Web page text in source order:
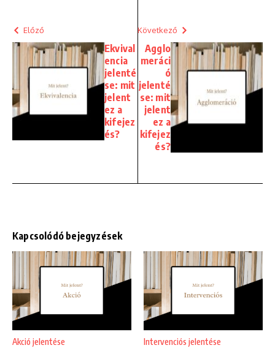
Előző
Ekvival
encia
jelenté
se: mit
jelent
ez a
kifejez
és?
Következő
Agglo
meráci
ó
jelenté
se: mit
jelent
ez a
kifejez
és?
Kapcsolódó bejegyzések
Akció jelentése Intervenciós jelentése